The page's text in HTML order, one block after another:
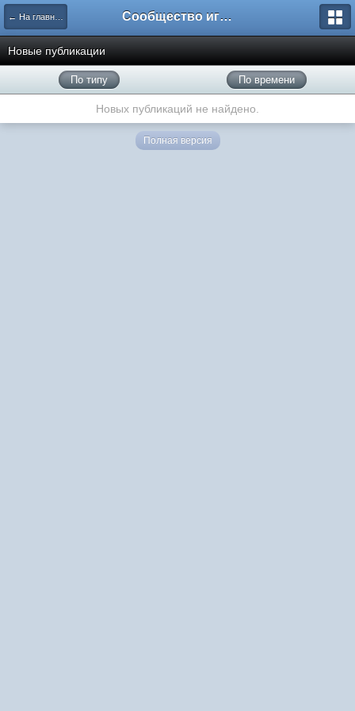
← На главную Сообщество игроков L2BesT.Org
Новые публикации
По типу По времени
Новых публикаций не найдено.
Полная версия